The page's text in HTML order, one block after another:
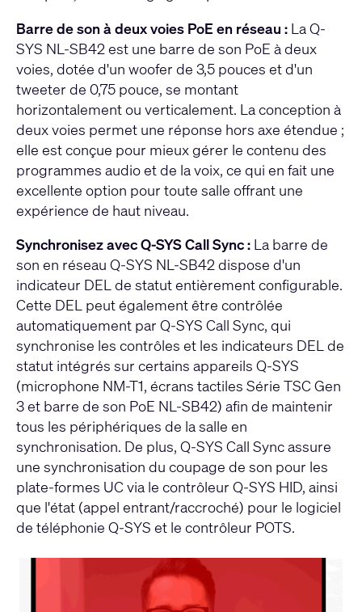
Barre de son à deux voies PoE en réseau : La Q-
SYS NL-SB42 est une barre de son PoE à deux
voies, dotée d'un woofer de 3,5 pouces et d'un
tweeter de 0,75 pouce, se montant
horizontalement ou verticalement. La conception à
deux voies permet une réponse hors axe étendue ;
elle est conçue pour mieux gérer le contenu des
programmes audio et de la voix, ce qui en fait une
excellente option pour toute salle offrant une
expérience de haut niveau.
Synchronisez avec Q-SYS Call Sync : La barre de
son en réseau Q-SYS NL-SB42 dispose d'un
indicateur DEL de statut entièrement configurable.
Cette DEL peut également être contrôlée
automatiquement par Q-SYS Call Sync, qui
synchronise les contrôles et les indicateurs DEL de
statut intégrés sur certains appareils Q-SYS
(microphone NM-T1, écrans tactiles Série TSC Gen
3 et barre de son PoE NL-SB42) afin de maintenir
tous les périphériques de la salle en
synchronisation. De plus, Q-SYS Call Sync assure
une synchronisation du coupage de son pour les
plate-formes UC via le contrôleur Q-SYS HID, ainsi
que l'état (appel entrant/raccroché) pour le logiciel
de téléphonie Q-SYS et le contrôleur POTS.